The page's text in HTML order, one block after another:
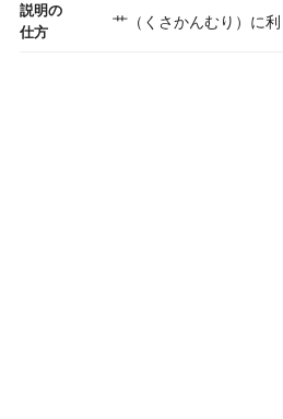
説明の
仕方
艹（くさかんむり）に利